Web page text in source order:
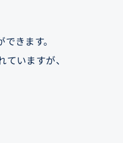
きます。
いますが、